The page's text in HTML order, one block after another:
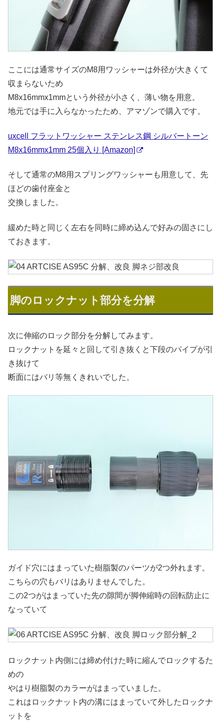
ここには通常サイズのM8用ワッシャーは外径が大きくて
収まらないため
M8x16mmx1mmという外径が小さく、薄い物を用意。
地元では手に入らなかったため、アマゾンで購入です。
uxcell フラットワッシャー ステンレス鋼 シルバートーン
M8x16mmx1mm 25個入り [Amazon]
そして通常のM8用スプリングワッシャーも用意して、先
ほどの歯付座金と
交換しました。
緩めた時と同じく左右を同時に締め込んで好みの固さにし
ておきます。
脚のロックナット部分を分解
次に伸縮のロック部分を分解してみます。
ロックナットを延々と回して引き抜くと下段のパイプが引
き抜けて
断面にはバリ等無くきれいでした。
ガイド穴にはまっていた樹脂製のパーツが2つ外れます。
こちらの穴もバリはありませんでした。
この2つがはまっていた先の隙間が脚伸縮時の回転防止に
なっていて
ロックナット内側には締め付けた時に縮んでロックするた
めの
やはり樹脂製のカラーがはまっていました。
これはロックナット内の溝にはまっていて外したロックナ
ットを